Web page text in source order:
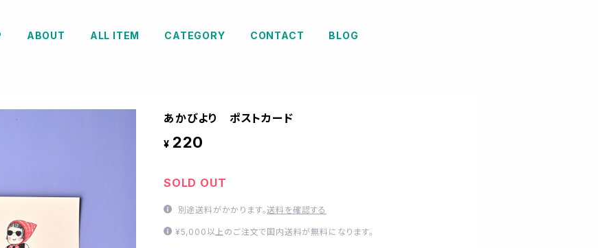
ABOUT ALL ITEM CATEGORY CONTACT BLOG
あかびより ポストカード
¥ 220
SOLD OUT
別途送料がかかります。送料を確認する
¥5,000以上のご注文で国内送料が無料になります。